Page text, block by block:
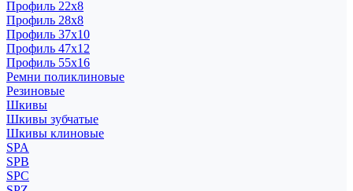
Профиль 22x8
Профиль 28x8
Профиль 37x10
Профиль 47x12
Профиль 55x16
Ремни поликлиновые
Резиновые
Шкивы
Шкивы зубчатые
Шкивы клиновые
SPA
SPB
SPC